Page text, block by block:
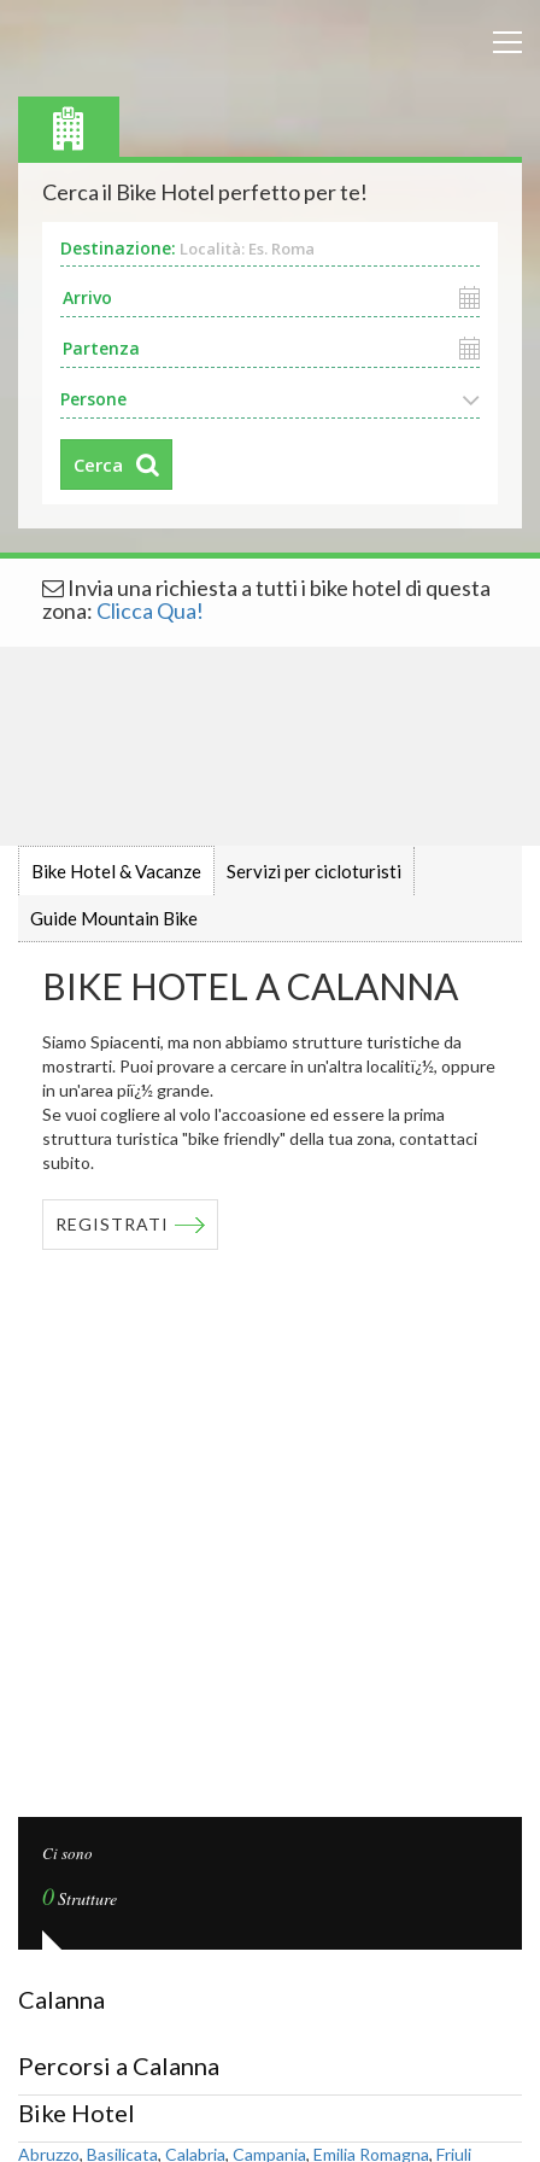
Cerca il Bike Hotel perfetto per te!
Destinazione: Località: Es. Roma
Persone
Cerca
Invia una richiesta a tutti i bike hotel di questa
zona: Clicca Qua!
Bike Hotel & Vacanze Servizi per cicloturisti
Guide Mountain Bike
BIKE HOTEL A CALANNA
Siamo Spiacenti, ma non abbiamo strutture turistiche da
mostrarti. Puoi provare a cercare in un'altra localitï¿½, oppure
in un'area piï¿½ grande.
Se vuoi cogliere al volo l'accoasione ed essere la prima
struttura turistica "bike friendly" della tua zona, contattaci
subito.
REGISTRATI
Ci sono
0Strutture
Calanna
Percorsi a Calanna
Bike Hotel
Abruzzo, Basilicata, Calabria, Campania, Emilia Romagna, Friuli